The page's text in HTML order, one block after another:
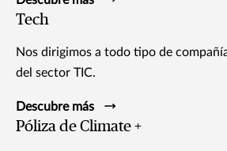
Tech
Nos dirigimos a todo tipo de
del sector TIC.
Descubre más
Póliza de Climate +